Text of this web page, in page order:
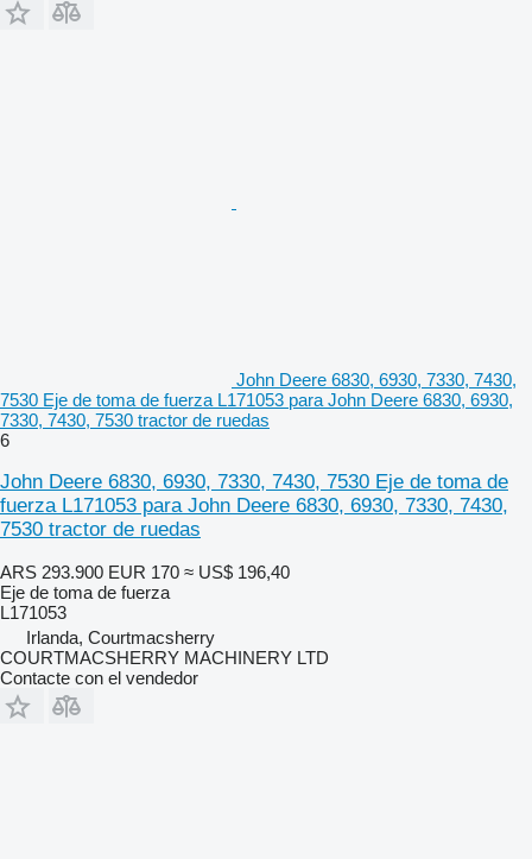
John Deere 6830, 6930, 7330, 7430,
7530 Eje de toma de fuerza L171053 para John Deere 6830, 6930,
7330, 7430, 7530 tractor de ruedas
6
John Deere 6830, 6930, 7330, 7430, 7530 Eje de toma de
fuerza L171053 para John Deere 6830, 6930, 7330, 7430,
7530 tractor de ruedas
ARS 293.900 EUR 170 ≈ US$ 196,40
Eje de toma de fuerza
L171053
Irlanda, Courtmacsherry
COURTMACSHERRY MACHINERY LTD
Contacte con el vendedor